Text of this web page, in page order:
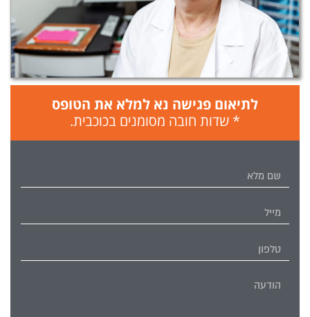
לתיאום פגישה נא למלא את הטופס
* שדות חובה מסומנים בכוכבית.